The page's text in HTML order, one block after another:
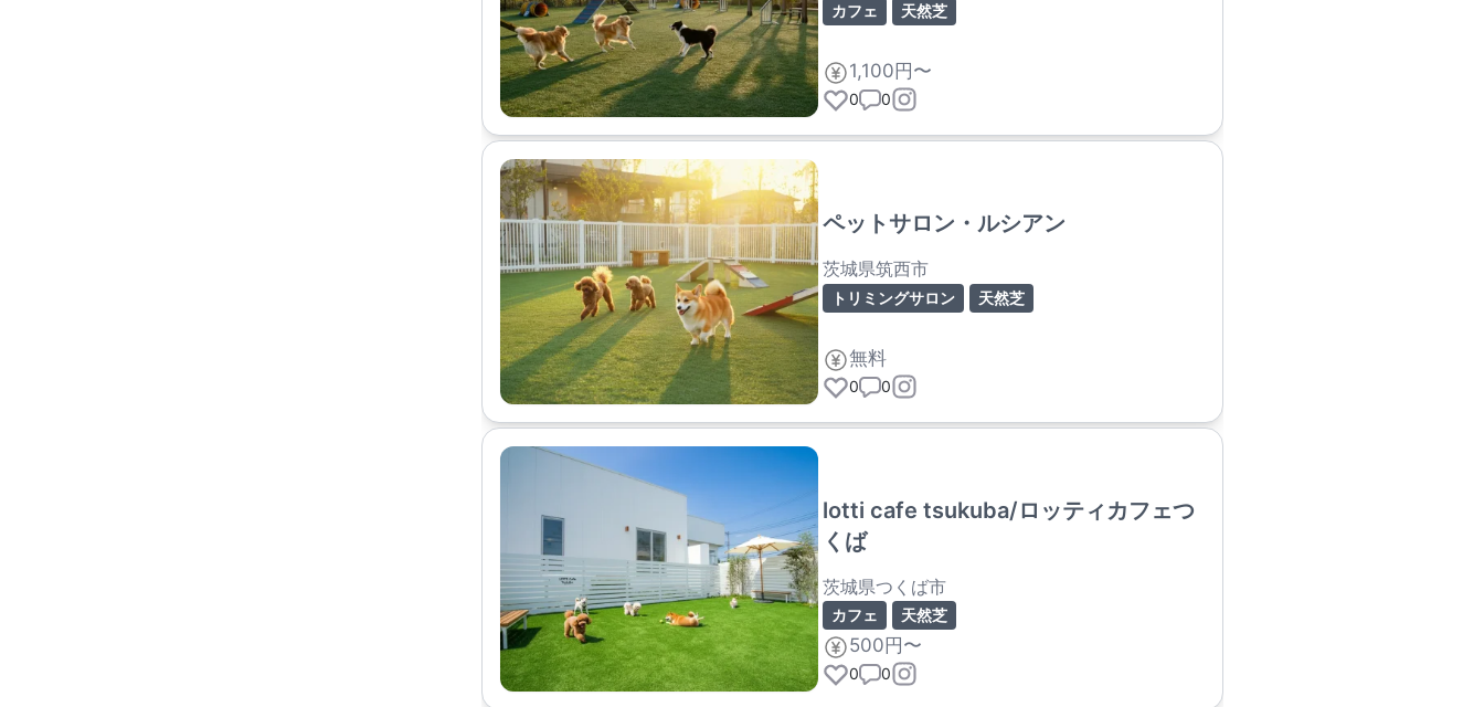
カフェ 天然芝
1,100円〜
0 0
ペットサロン・ルシアン
茨城県筑西市
トリミングサロン 天然芝
無料
0 0
lotti cafe tsukuba/ロッティカフェつ
くば
茨城県つくば市
カフェ 天然芝
500円〜
0 0